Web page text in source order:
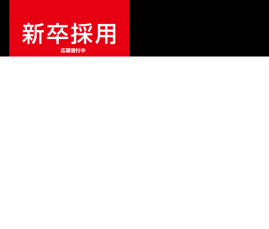
販売価格¥13,750（税込）